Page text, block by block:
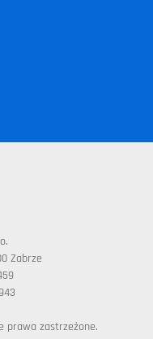
Zabrze
prawa zastrzeżone.